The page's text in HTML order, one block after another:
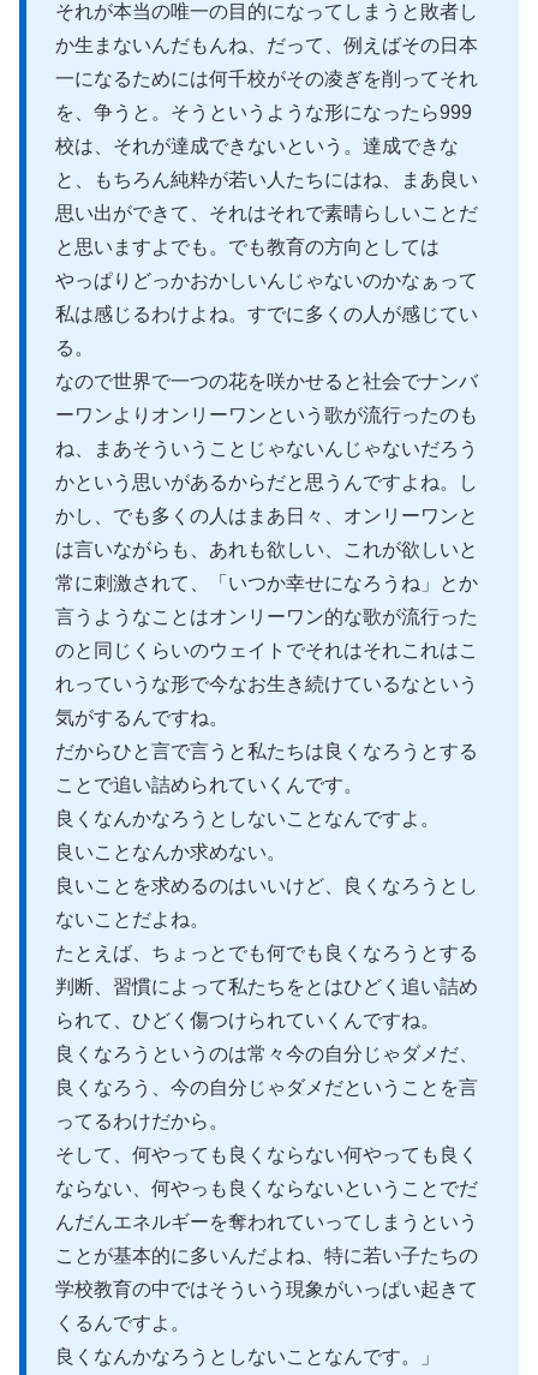
それが本当の唯一の目的になってしまうと敗者し
か生まないんだもんね、だって、例えばその日本
一になるためには何千校がその凌ぎを削ってそれ
を、争うと。そうというような形になったら999
校は、それが達成できないという。達成できな
と、もちろん純粋が若い人たちにはね、まあ良い
思い出ができて、それはそれで素晴らしいことだ
と思いますよでも。でも教育の方向としては
やっぱりどっかおかしいんじゃないのかなぁって
私は感じるわけよね。すでに多くの人が感じてい
る。
なので世界で一つの花を咲かせると社会でナンバ
ーワンよりオンリーワンという歌が流行ったのも
ね、まあそういうことじゃないんじゃないだろう
かという思いがあるからだと思うんですよね。し
かし、でも多くの人はまあ日々、オンリーワンと
は言いながらも、あれも欲しい、これが欲しいと
常に刺激されて、「いつか幸せになろうね」とか
言うようなことはオンリーワン的な歌が流行った
のと同じくらいのウェイトでそれはそれこれはこ
れっていうな形で今なお生き続けているなという
気がするんですね。
だからひと言で言うと私たちは良くなろうとする
ことで追い詰められていくんです。
良くなんかなろうとしないことなんですよ。
良いことなんか求めない。
良いことを求めるのはいいけど、良くなろうとし
ないことだよね。
たとえば、ちょっとでも何でも良くなろうとする
判断、習慣によって私たちをとはひどく追い詰め
られて、ひどく傷つけられていくんですね。
良くなろうというのは常々今の自分じゃダメだ、
良くなろう、今の自分じゃダメだということを言
ってるわけだから。
そして、何やっても良くならない何やっても良く
ならない、何やっも良くならないということでだ
んだんエネルギーを奪われていってしまうという
ことが基本的に多いんだよね、特に若い子たちの
学校教育の中ではそういう現象がいっぱい起きて
くるんですよ。
良くなんかなろうとしないことなんです。」